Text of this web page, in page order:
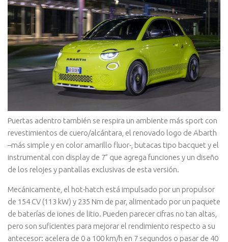
Puertas adentro también se respira un ambiente más sport con
revestimientos de cuero/alcántara, el renovado logo de Abarth
–más simple y en color amarillo fluor-, butacas tipo bacquet y el
instrumental con display de 7” que agrega funciones y un diseño
de los relojes y pantallas exclusivas de esta versión.
Mecánicamente, el hot-hatch está impulsado por un propulsor
de 154 CV (113 kW) y 235 Nm de par, alimentado por un paquete
de baterías de iones de litio. Pueden parecer cifras no tan altas,
pero son suficientes para mejorar el rendimiento respecto a su
antecesor: acelera de 0 a 100 km/h en 7 segundos o pasar de 40